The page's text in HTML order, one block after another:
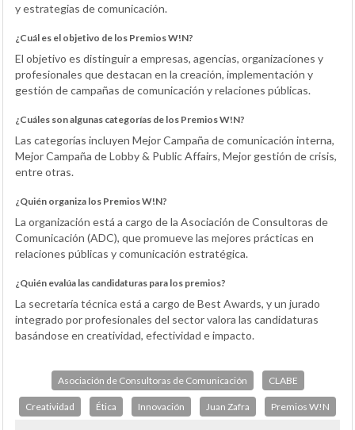
y estrategias de comunicación.
¿Cuál es el objetivo de los Premios W!N?
El objetivo es distinguir a empresas, agencias, organizaciones y
profesionales que destacan en la creación, implementación y
gestión de campañas de comunicación y relaciones públicas.
¿Cuáles son algunas categorías de los Premios W!N?
Las categorías incluyen Mejor Campaña de comunicación interna,
Mejor Campaña de Lobby & Public Affairs, Mejor gestión de crisis,
entre otras.
¿Quién organiza los Premios W!N?
La organización está a cargo de la Asociación de Consultoras de
Comunicación (ADC), que promueve las mejores prácticas en
relaciones públicas y comunicación estratégica.
¿Quién evalúa las candidaturas para los premios?
La secretaría técnica está a cargo de Best Awards, y un jurado
integrado por profesionales del sector valora las candidaturas
basándose en creatividad, efectividad e impacto.
Asociación de Consultoras de Comunicación CLABE
Creatividad Ética Innovación Juan Zafra Premios W!N